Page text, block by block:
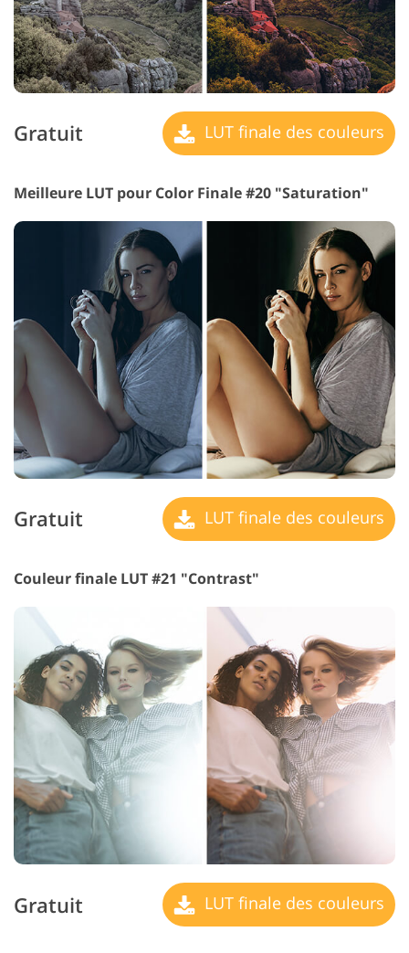
Gratuit LUT finale des couleurs
Meilleure LUT pour Color Finale #20 "Saturation"
Gratuit LUT finale des couleurs
Couleur finale LUT #21 "Contrast"
Gratuit LUT finale des couleurs